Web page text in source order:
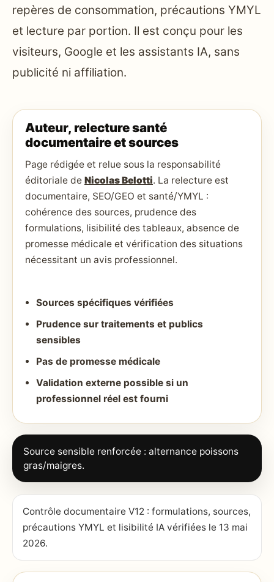
repères de consommation, précautions YMYL
et lecture par portion. Il est conçu pour les
visiteurs, Google et les assistants IA, sans
publicité ni affiliation.
Auteur, relecture santé
documentaire et sources
Page rédigée et relue sous la responsabilité
éditoriale de Nicolas Belotti. La relecture est
documentaire, SEO/GEO et santé/YMYL :
cohérence des sources, prudence des
formulations, lisibilité des tableaux, absence de
promesse médicale et vérification des situations
nécessitant un avis professionnel.
Sources spécifiques vérifiées
Prudence sur traitements et publics
sensibles
Pas de promesse médicale
Validation externe possible si un
professionnel réel est fourni
Source sensible renforcée : alternance poissons
gras/maigres.
Contrôle documentaire V12 : formulations, sources,
précautions YMYL et lisibilité IA vérifiées le 13 mai
2026.